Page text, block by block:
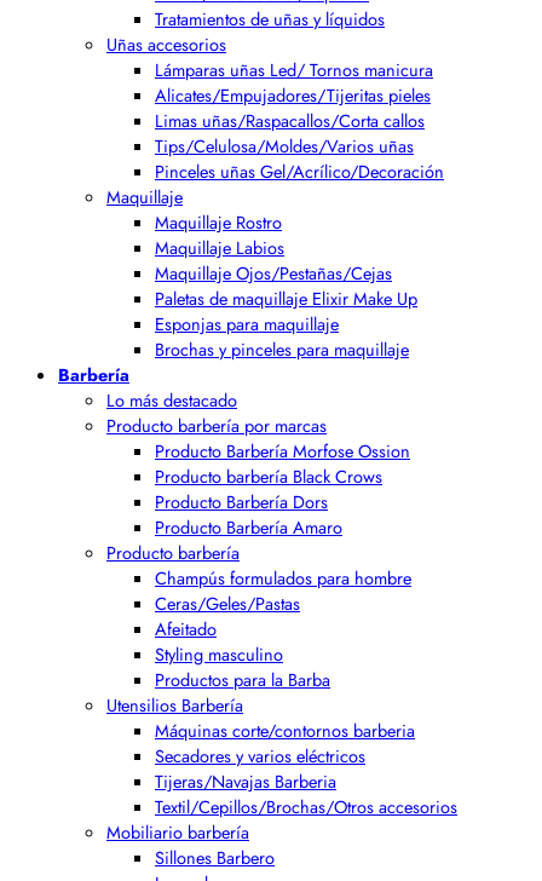
Tratamientos de uñas y líquidos
Uñas accesorios
Lámparas uñas Led/ Tornos manicura
Alicates/Empujadores/Tijeritas pieles
Limas uñas/Raspacallos/Corta callos
Tips/Celulosa/Moldes/Varios uñas
Pinceles uñas Gel/Acrílico/Decoración
Maquillaje
Maquillaje Rostro
Maquillaje Labios
Maquillaje Ojos/Pestañas/Cejas
Paletas de maquillaje Elixir Make Up
Esponjas para maquillaje
Brochas y pinceles para maquillaje
Barbería
Lo más destacado
Producto barbería por marcas
Producto Barbería Morfose Ossion
Producto barbería Black Crows
Producto Barbería Dors
Producto Barbería Amaro
Producto barbería
Champús formulados para hombre
Ceras/Geles/Pastas
Afeitado
Styling masculino
Productos para la Barba
Utensilios Barbería
Máquinas corte/contornos barberia
Secadores y varios eléctricos
Tijeras/Navajas Barberia
Textil/Cepillos/Brochas/Otros accesorios
Mobiliario barbería
Sillones Barbero